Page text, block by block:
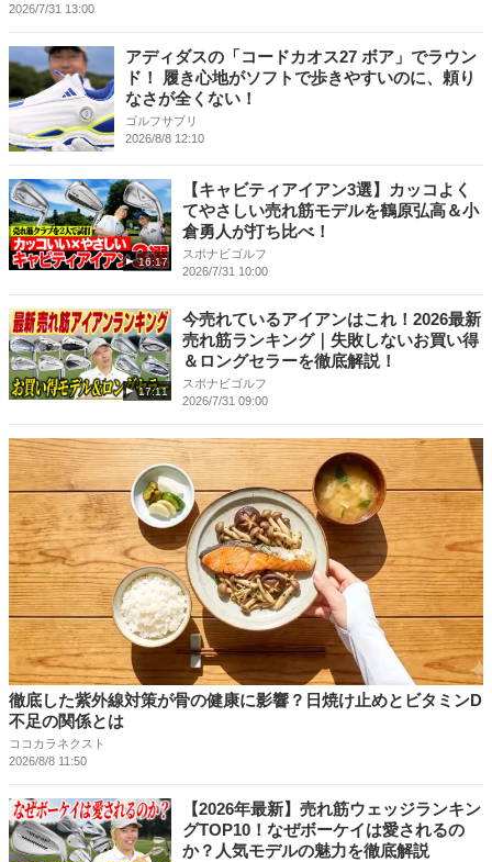
2026/7/31 13:00
アディダスの「コードカオス27 ボア」でラウン
ド！ 履き心地がソフトで歩きやすいのに、頼り
なさが全くない！
ゴルフサプリ
2026/8/8 12:10
16:17
【キャビティアイアン3選】カッコよく
てやさしい売れ筋モデルを鶴原弘高＆小
倉勇人が打ち比べ！
スポナビゴルフ
2026/7/31 10:00
17:11
今売れているアイアンはこれ！2026最新
売れ筋ランキング｜失敗しないお買い得
＆ロングセラーを徹底解説！
スポナビゴルフ
2026/7/31 09:00
徹底した紫外線対策が骨の健康に影響？日焼け止めとビタミンD
不足の関係とは
ココカラネクスト
2026/8/8 11:50
【2026年最新】売れ筋ウェッジランキン
グTOP10！なぜボーケイは愛されるの
か？人気モデルの魅力を徹底解説